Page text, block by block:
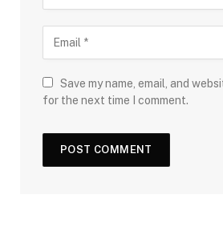
Save my name, email, and
for the next time I comment.